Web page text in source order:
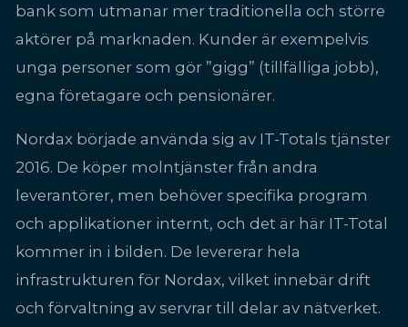
bank som utmanar mer traditionella och större
aktörer på marknaden. Kunder är exempelvis
unga personer som gör ”gigg” (tillfälliga jobb),
egna företagare och pensionärer.
Nordax började använda sig av IT-Totals tjänster
2016. De köper molntjänster från andra
leverantörer, men behöver specifika program
och applikationer internt, och det är här IT-Total
kommer in i bilden. De levererar hela
infrastrukturen för Nordax, vilket innebär drift
och förvaltning av servrar till delar av nätverket.